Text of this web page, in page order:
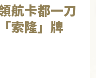
航卡都一刀
索隆」牌